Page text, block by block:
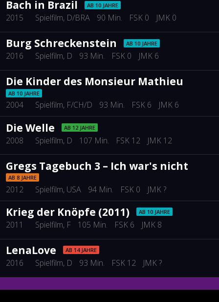
Bach in Brazil AB 10 JAHRE
2015 Spielfilm, D/BRA 90 Min. FSK 0 JMK 0
Burg Schreckenstein AB 10 JAHRE
2016 Spielfilm, D 93 Min. FSK 0 JMK 6
Die Kinder des Monsieur Mathieu
AB 10 JAHRE
2004 Spielfilm, F/CH/D 93 Min. FSK 6 JMK 6
Die Welle AB 12 JAHRE
2008 Spielfilm, D 107 Min. FSK 12 JMK 12
Gregs Tagebuch 3 – Ich war's nicht
AB 8 JAHRE
2012 Spielfilm, USA 94 Min. FSK 0 JMK ?
Krieg der Knöpfe (2011) AB 10 JAHRE
2011 Spielfilm, F 105 Min. FSK 6 JMK 8
LenaLove AB 14 JAHRE
2016 Spielfilm, D 93 Min. FSK 12 JMK ?